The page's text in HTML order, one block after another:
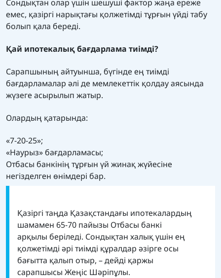
Сондықтан олар үшін шешуші фактор жаңа ереже
емес, қазіргі нарықтағы қолжетімді тұрғын үйді табу
болып қала береді.
Қай ипотекалық бағдарлама тиімді?
Сарапшының айтуынша, бүгінде ең тиімді
бағдарламалар әлі де мемлекеттік қолдау аясында
жүзеге асырылып жатыр.
Олардың қатарында:
«7-20-25»;
«Наурыз» бағдарламасы;
Отбасы банкінің тұрғын үй жинақ жүйесіне
негізделген өнімдері бар.
Қазіргі таңда Қазақстандағы ипотекалардың
шамамен 65-70 пайызы Отбасы банкі
арқылы беріледі. Сондықтан халық үшін ең
қолжетімді әрі тиімді құралдар әзірге осы
бағытта қалып отыр, – дейді қаржы
сарапшысы Жеңіс Шәріпұлы.